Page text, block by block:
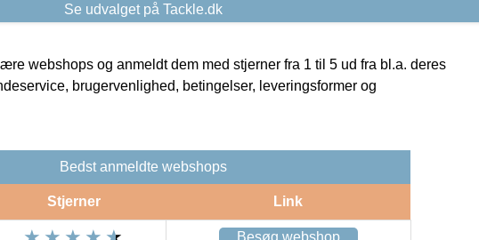
Se udvalget på Tackle.dk
webshops og anmeldt dem med stjerner fra 1 til 5 ud fra bl.a. deres
brugervenlighed, betingelser, leveringsformer og
Bedst anmeldte webshops
Stjerner Link
Besøg webshop